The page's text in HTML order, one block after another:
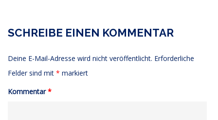
SCHREIBE EINEN KOMMENTAR
Deine E-Mail-Adresse wird nicht veröffentlicht. Erforderliche
Felder sind mit* markiert
Kommentar*